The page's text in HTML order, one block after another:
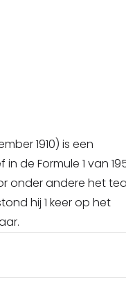
1910) is een
de Formule 1 van
onder andere het
hij 1 keer op het